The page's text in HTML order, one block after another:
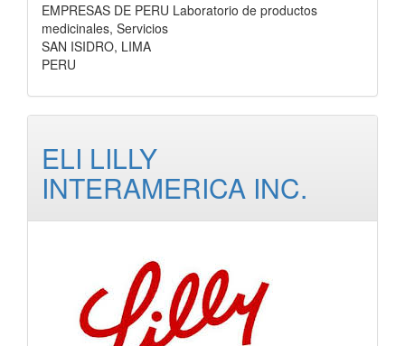
EMPRESAS DE PERU Laboratorio de productos
medicinales, Servicios
SAN ISIDRO, LIMA
PERU
ELI LILLY
INTERAMERICA INC.